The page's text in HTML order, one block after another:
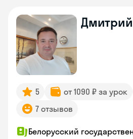
Дмитрий
5 от 1090 ₽ за урок
7 отзывов
Белорусский